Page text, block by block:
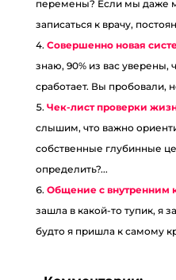
перемены? Если мы даже
записаться к врачу,
Совершенно новая
знаю, 90% из вас уверены,
сработает. Вы пробовали,
Чек-лист проверки
слышим, что важно
собственные глубинные
определить?...
Общение с внутренним
зашла в какой-то тупик, я
будто я пришла к самому